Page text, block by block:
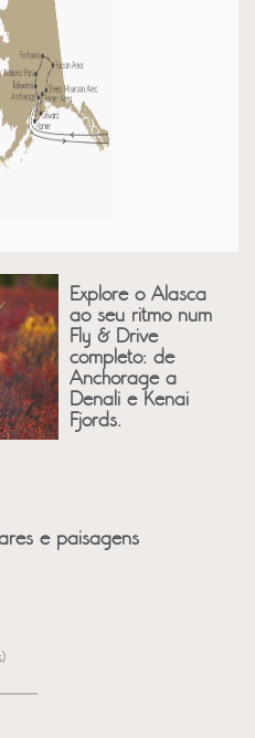
Explore o Alasca
ao seu ritmo num
Fly & Drive
completo: de
Anchorage a
Denali e Kenai
Fjords.
e paisagens